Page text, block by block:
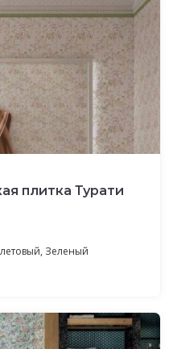
плитка Турати
Зеленый